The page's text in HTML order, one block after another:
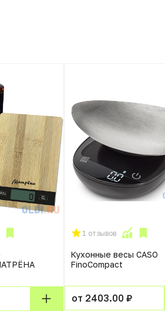
1 отзывов
Кухонные весы CASO
FinoCompact
от 2403.00 ₽